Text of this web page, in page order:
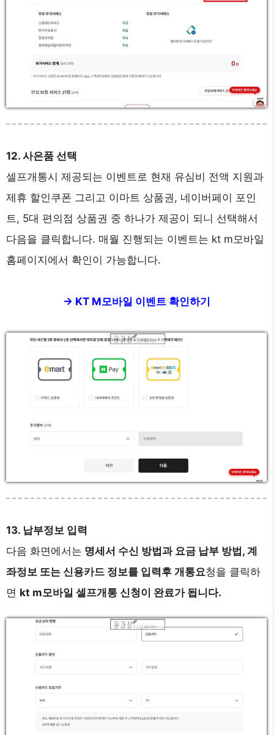
12. 사은품 선택
셀프개통시 제공되는 이벤트로 현재 유심비 전액 지원과
제휴 할인쿠폰 그리고 이마트 상품권, 네이버페이 포인
트, 5대 편의점 상품권 중 하나가 제공이 되니 선택해서
다음을 클릭합니다. 매월 진행되는 이벤트는 kt m모바일
홈페이지에서 확인이 가능합니다.
-> KT M모바일 이벤트 확인하기
13. 납부정보 입력
다음 화면에서는 명세서 수신 방법과 요금 납부 방법, 계
좌정보 또는 신용카드 정보를 입력후 개통요청을 클릭하
면 kt m모바일 셀프개통 신청이 완료가 됩니다.